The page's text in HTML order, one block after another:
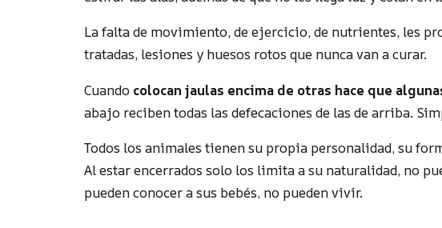
La falta de movimiento, de ejercicio, de nutrientes, les
tratadas, lesiones y huesos rotos que nunca van a curar.
Cuando colocan jaulas encima de otras hace que
abajo reciben todas las defecaciones de las de arriba.
Todos los animales tienen su propia personalidad, su
Al estar encerrados solo los limita a su naturalidad, no
pueden conocer a sus bebés, no pueden vivir.